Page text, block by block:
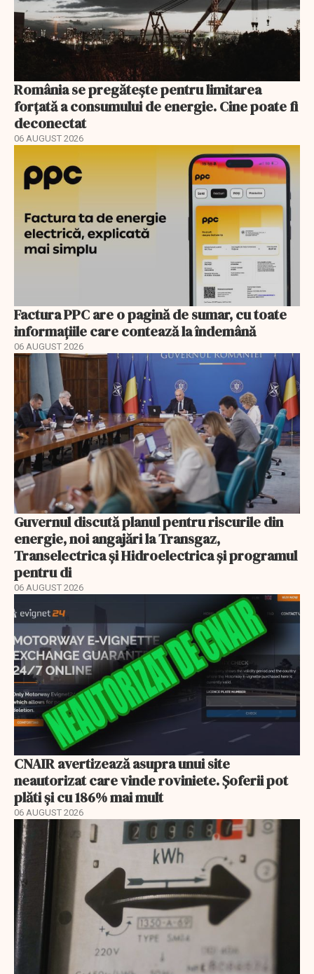
România se pregătește pentru limitarea
forțată a consumului de energie. Cine poate fi
deconectat
06 AUGUST 2026
Factura PPC are o pagină de sumar, cu toate
informațiile care contează la îndemână
06 AUGUST 2026
Guvernul discută planul pentru riscurile din
energie, noi angajări la Transgaz,
Transelectrica și Hidroelectrica și programul
pentru di
06 AUGUST 2026
CNAIR avertizează asupra unui site
neautorizat care vinde roviniete. Șoferii pot
plăti și cu 186% mai mult
06 AUGUST 2026